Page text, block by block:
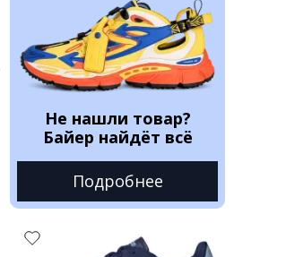
Не нашли товар?
Байер найдёт всё
Подробнее